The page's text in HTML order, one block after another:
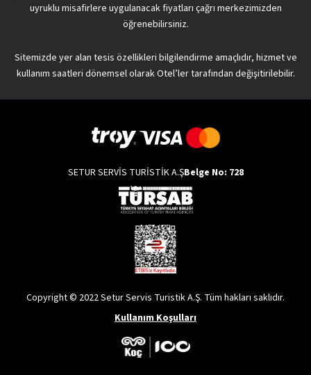
uyruklu misafirlere uygulanacak fiyatları çağrı merkezimizden
öğrenebilirsiniz.
Sitemizde yer alan tesis özellikleri bilgilendirme amaçlıdır, hizmet ve
kullanım saatleri dönemsel olarak Otel’ler tarafından değişitirilebilir.
SETUR SERVİS TURİSTİK A.ŞBelge No: 728
Copyright © 2022 Setur Servis Turistik A.Ş. Tüm hakları saklıdır.
Kullanım Koşulları